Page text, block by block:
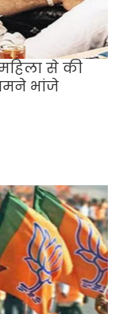
से की
भांजे